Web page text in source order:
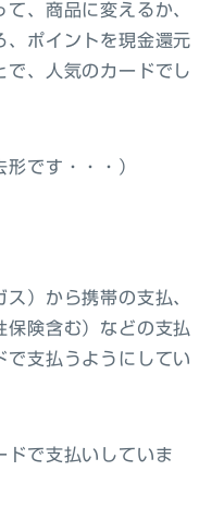
、商品に変えるか、
、ポイントを現金還元
で、人気のカードでし
です・・・）
）から携帯の支払、
保険含む）などの支払
で支払うようにしてい
ドで支払いしていま